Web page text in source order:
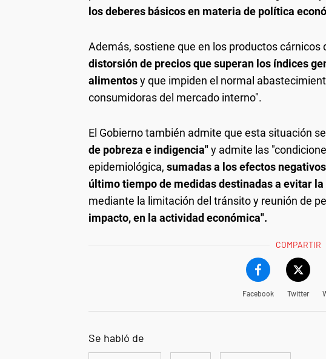
los deberes básicos en materia de política
Además, sostiene que en los productos cárnicos
distorsión de precios que superan los índices
alimentosy que impiden el normal
consumidoras del mercado interno".
El Gobierno también admite que esta situación
de pobreza e indigencia"y admite las
epidemiológica, sumadas a los efectos
último tiempo de medidas destinadas a evitar
mediante la limitación del tránsito y reunión de
impacto, en la actividad económica".
COMPARTIR
Facebook Twitter
Se habló de